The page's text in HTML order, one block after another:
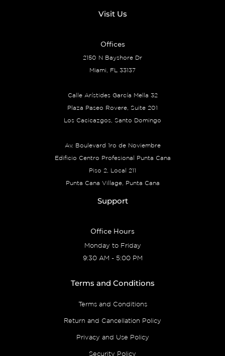
Visit Us
Offices
2150 N Bayshore Dr
Miami, FL 33137
Calle Arístides García Mella 32
Plaza Paseo Rovere, Suite 201
Los Cacicazgos, Santo Domingo
Av. Boulevard 1ro de Noviembre
Edificio Centro Profesional Punta Cana
Piso 2, Local 211
Punta Cana Village, Punta Cana
Support
Office Hours
Monday to Friday
9:30 AM - 5:00 PM
Terms and Conditions
Terms and Conditions
Return and Cancellation Policy
Privacy and Use Policy
Security Policy